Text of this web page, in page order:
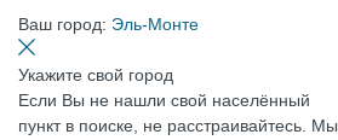
Ваш город: Эль-Монте
Укажите свой город
Если Вы не нашли свой населённый
пункт в поиске, не расстраивайтесь. Мы